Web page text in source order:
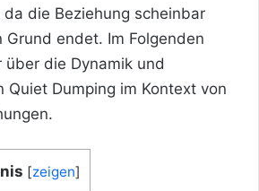
die Beziehung scheinbar
Grund endet. Im Folgenden
über die Dynamik und
Quiet Dumping im Kontext von
[zeigen]